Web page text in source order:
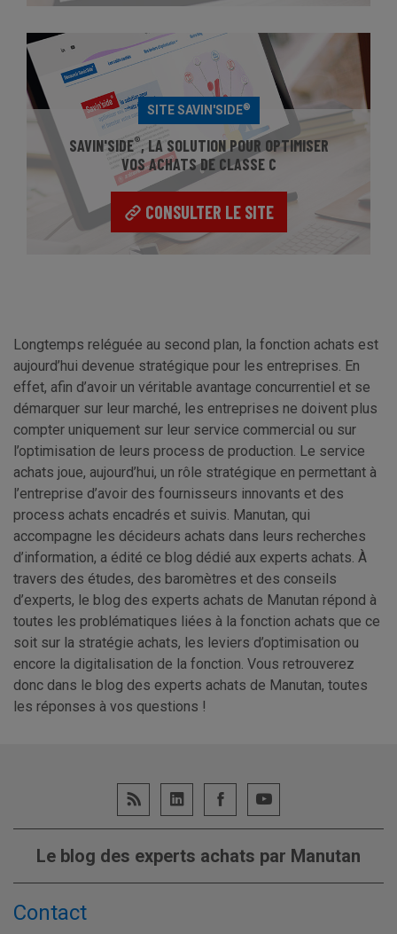
SITE SAVIN'SIDE®
SAVIN'SIDE®, LA SOLUTION POUR OPTIMISER
VOS ACHATS DE CLASSE C
CONSULTER LE SITE
Longtemps reléguée au second plan, la fonction achats est
aujourd’hui devenue stratégique pour les entreprises. En
effet, afin d’avoir un véritable avantage concurrentiel et se
démarquer sur leur marché, les entreprises ne doivent plus
compter uniquement sur leur service commercial ou sur
l’optimisation de leurs process de production. Le service
achats joue, aujourd’hui, un rôle stratégique en permettant à
l’entreprise d’avoir des fournisseurs innovants et des
process achats encadrés et suivis. Manutan, qui
accompagne les décideurs achats dans leurs recherches
d’information, a édité ce blog dédié aux experts achats. À
travers des études, des baromètres et des conseils
d’experts, le blog des experts achats de Manutan répond à
toutes les problématiques liées à la fonction achats que ce
soit sur la stratégie achats, les leviers d’optimisation ou
encore la digitalisation de la fonction. Vous retrouverez
donc dans le blog des experts achats de Manutan, toutes
les réponses à vos questions !
Le blog des experts achats par Manutan
Contact